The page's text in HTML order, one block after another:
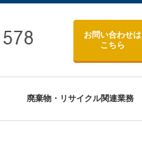
お問い合わせは
こちら
廃棄物・リサイクル関連業務